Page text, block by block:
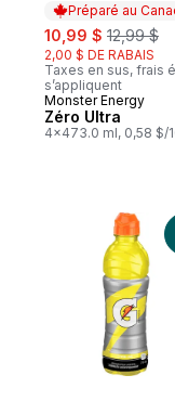
Préparé au
sale:
10,99 $ , formerly:
12,99 $
2,00 $ DE RABAIS
Taxes en sus, frais
s’appliquent
Préparé au
Monster Energy
Zéro Ultra
4x473.0 ml, 0,58 $/